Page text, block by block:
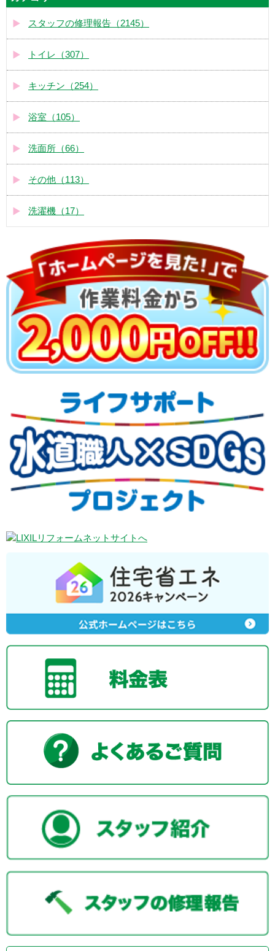
スタッフの修理報告（2145）
トイレ（307）
キッチン（254）
浴室（105）
洗面所（66）
その他（113）
洗濯機（17）